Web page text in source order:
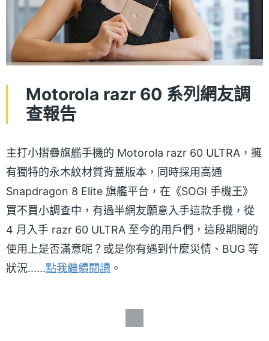
Motorola razr 60 系列網友調
查報告
主打小摺疊旗艦手機的 Motorola razr 60 ULTRA，擁
有獨特的永木紋材質背蓋版本，同時採用高通
Snapdragon 8 Elite 旗艦平台，在《SOGI 手機王》
買不買小調查中，有過半網友願意入手這款手機，從
4 月入手 razr 60 ULTRA 至今的用戶們，這段期間的
使用上是否滿意呢？或是你有遇到什麼災情、BUG 等
狀況......點我繼續閱讀 。